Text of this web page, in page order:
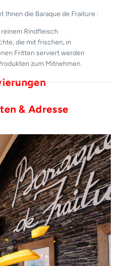
Ihnen die Baraque de Fraiture :
Rindfleisch
die mit frischen, in
Fritten serviert werden
zum Mitnehmen
& Adresse